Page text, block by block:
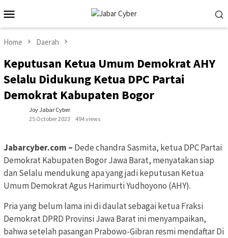
to
contentMenu
Home Daerah
Keputusan Ketua Umum Demokrat AHY
Selalu Didukung Ketua DPC Partai
Demokrat Kabupaten Bogor
Joy Jabar Cyber
25 October 2023
494 views
Jabarcyber.com – Dede chandra Sasmita, ketua DPC Partai
Demokrat Kabupaten Bogor Jawa Barat, menyatakan siap
dan Selalu mendukung apa yang jadi keputusan Ketua
Umum Demokrat Agus Harimurti Yudhoyono (AHY).
Pria yang belum lama ini di daulat sebagai ketua Fraksi
Demokrat DPRD Provinsi Jawa Barat ini menyampaikan,
bahwa setelah pasangan Prabowo-Gibran resmi mendaftar Di